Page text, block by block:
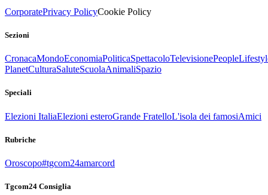
CorporatePrivacy PolicyCookie Policy
Sezioni
CronacaMondoEconomiaPoliticaSpettacoloTelevisionePeople
PlanetCulturaSaluteScuolaAnimaliSpazio
Speciali
Elezioni ItaliaElezioni esteroGrande FratelloL'isola dei famosiAmici
Rubriche
Oroscopo#tgcom24amarcord
Tgcom24 Consiglia